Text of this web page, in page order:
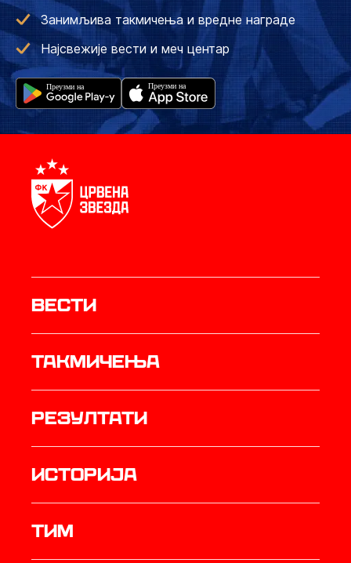
Занимљива такмичења и вредне награде
Најсвежије вести и меч центар
Вести
Такмичења
резултати
историја
ТИМ